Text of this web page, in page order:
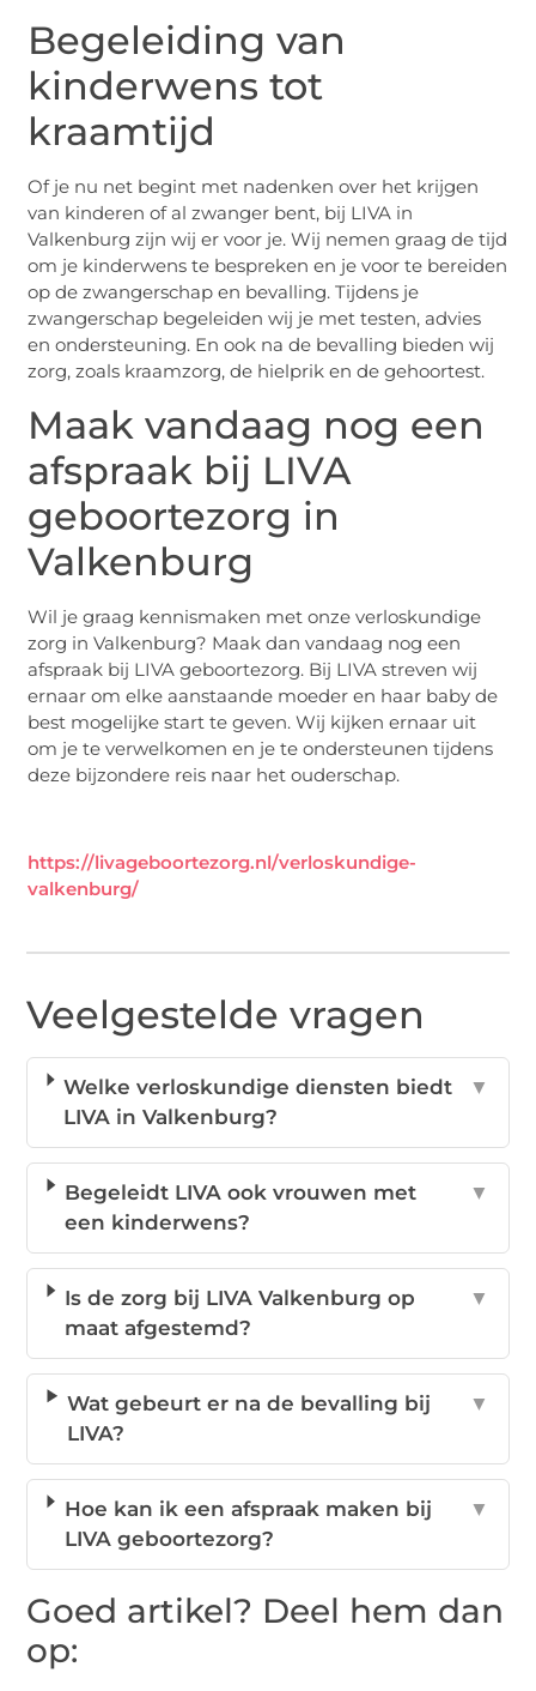
Begeleiding van
kinderwens tot
kraamtijd
Of je nu net begint met nadenken over het krijgen
van kinderen of al zwanger bent, bij LIVA in
Valkenburg zijn wij er voor je. Wij nemen graag de tijd
om je kinderwens te bespreken en je voor te bereiden
op de zwangerschap en bevalling. Tijdens je
zwangerschap begeleiden wij je met testen, advies
en ondersteuning. En ook na de bevalling bieden wij
zorg, zoals kraamzorg, de hielprik en de gehoortest.
Maak vandaag nog een
afspraak bij LIVA
geboortezorg in
Valkenburg
Wil je graag kennismaken met onze verloskundige
zorg in Valkenburg? Maak dan vandaag nog een
afspraak bij LIVA geboortezorg. Bij LIVA streven wij
ernaar om elke aanstaande moeder en haar baby de
best mogelijke start te geven. Wij kijken ernaar uit
om je te verwelkomen en je te ondersteunen tijdens
deze bijzondere reis naar het ouderschap.
https://livageboortezorg.nl/verloskundige-
valkenburg/
Veelgestelde vragen
Welke verloskundige diensten biedt
LIVA in Valkenburg?
▼
Begeleidt LIVA ook vrouwen met
een kinderwens?
▼
Is de zorg bij LIVA Valkenburg op
maat afgestemd?
▼
Wat gebeurt er na de bevalling bij
LIVA?
▼
Hoe kan ik een afspraak maken bij
LIVA geboortezorg?
▼
Goed artikel? Deel hem dan
op: